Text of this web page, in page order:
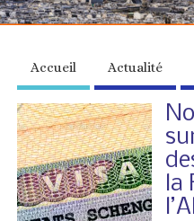
Accueil Actualité
la